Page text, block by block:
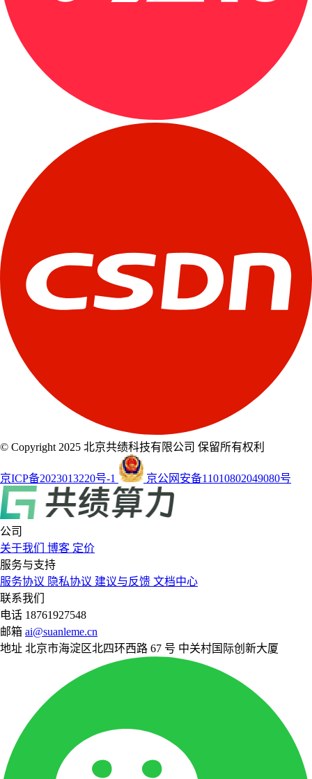
© Copyright 2025 北京共绩科技有限公司 保留所有权利
京ICP备2023013220号-1 京公网安备11010802049080号
公司
关于我们 博客 定价
服务与支持
服务协议 隐私协议 建议与反馈 文档中心
联系我们
电话 18761927548
邮箱 ai@suanleme.cn
地址 北京市海淀区北四环西路 67 号 中关村国际创新大厦